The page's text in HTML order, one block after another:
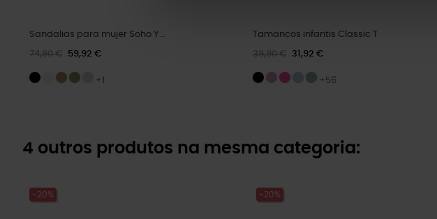
Sandalias para mujer Soho Y...
74,90 € 59,92 €
+1
Tamancos infantis Classic T
39,90 € 31,92 €
+56
4 outros produtos na mesma categoria:
-20% -20%